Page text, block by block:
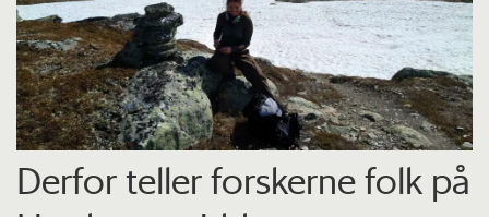
Derfor teller forskerne folk på